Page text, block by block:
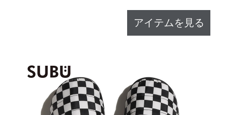
アイテムを見る